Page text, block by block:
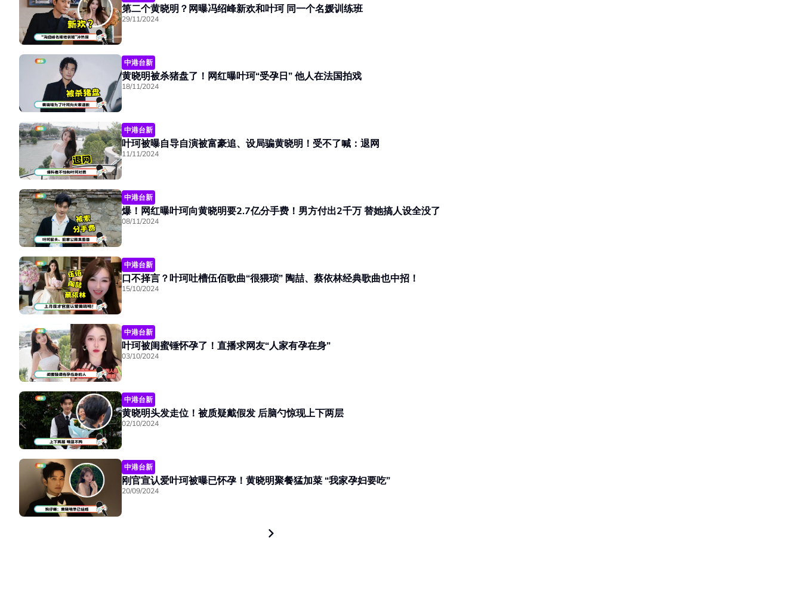
第二个黄晓明？网曝冯绍峰新欢和叶珂 同一个名媛训练班
29/11/2024
中港台新
黄晓明被杀猪盘了！网红曝叶珂“受孕日” 他人在法国拍戏
18/11/2024
中港台新
叶珂被曝自导自演被富豪追、设局骗黄晓明！受不了喊：退网
11/11/2024
中港台新
爆！网红曝叶珂向黄晓明要2.7亿分手费！男方付出2千万 替她搞人设全没了
08/11/2024
中港台新
口不择言？叶珂吐槽伍佰歌曲“很猥琐” 陶喆、蔡依林经典歌曲也中招！
15/10/2024
中港台新
叶珂被闺蜜锤怀孕了！直播求网友“人家有孕在身”
03/10/2024
中港台新
黄晓明头发走位！被质疑戴假发 后脑勺惊现上下两层
02/10/2024
中港台新
刚官宣认爱叶珂被曝已怀孕！黄晓明聚餐猛加菜 “我家孕妇要吃”
20/09/2024